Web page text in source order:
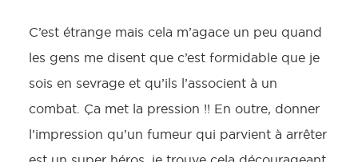
C’est étrange mais cela m’agace un peu quand
les gens me disent que c’est formidable que je
sois en sevrage et qu’ils l’associent à un
combat. Ça met la pression !! En outre, donner
l’impression qu’un fumeur qui parvient à arrêter